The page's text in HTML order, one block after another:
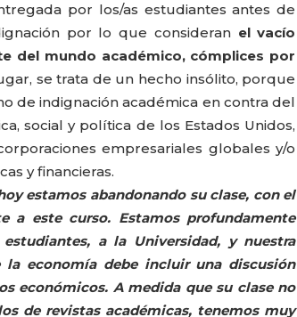
por los/as estudiantes antes de
por lo que consideran el vacío
del mundo académico, cómplices por
se trata de un hecho insólito, porque
de indignación académica en contra del
social y política de los Estados Unidos,
empresariales globales y/o
y financieras.
estamos abandonando su clase, con el
a este curso. Estamos profundamente
a la Universidad, y nuestra
economía debe incluir una discusión
económicos. A medida que su clase no
de revistas académicas, tenemos muy